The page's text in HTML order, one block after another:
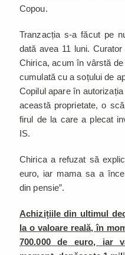
Copou.
Tranzacția s-a făcut pe
dată avea 11 luni.
Chirica, acum în vârstă
cumulată cu a soțului de
Copilul apare în
această proprietate, o
firul de la care a plecat
IS.
Chirica a refuzat să
euro, iar mama sa a
din pensie”.
Achizițiile din ultimul
la o valoare reală, în
700.000 de euro, iar